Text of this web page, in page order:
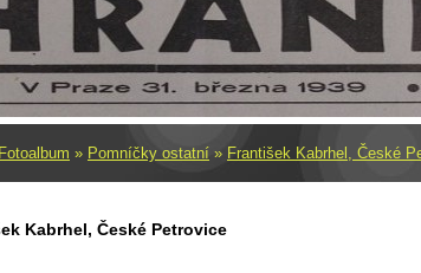
Fotoalbum » Pomníčky ostatní » František Kabrhel, České
Kabrhel, České Petrovice